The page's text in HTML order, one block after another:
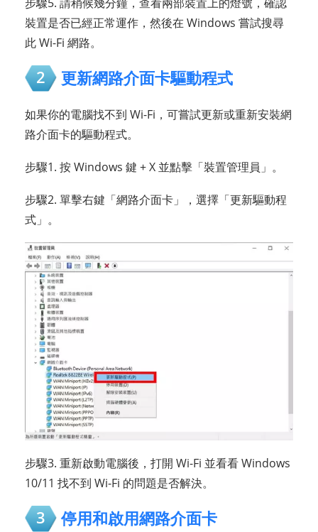
裝置是否已經正常運作，然後在 Windows 嘗試搜尋
此 Wi-Fi 網路。
2 更新網路介面卡驅動程式
如果你的電腦找不到 Wi-Fi，可嘗試更新或重新安裝網
路介面卡的驅動程式。
步驟1. 按 Windows 鍵 + X 並點擊「裝置管理員」。
步驟2. 單擊右鍵「網路介面卡」，選擇「更新驅動程
式」。
步驟3. 重新啟動電腦後，打開 Wi-Fi 並看看 Windows
10/11 找不到 Wi-Fi 的問題是否解決。
3 停用和啟用網路介面卡